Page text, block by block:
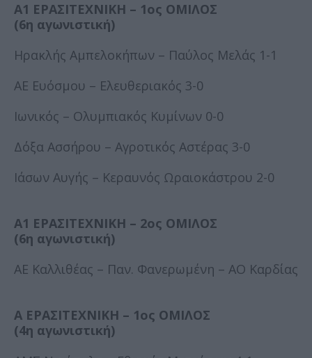
Α1 ΕΡΑΣΙΤΕΧΝΙΚΗ – 1ος ΟΜΙΛΟΣ
(6η αγωνιστική)
Ηρακλής Αμπελοκήπων – Παύλος Μελάς 1-1
ΑΕ Ευόσμου – Ελευθεριακός 3-0
Ιωνικός – Ολυμπιακός Κυμίνων 0-0
Δόξα Ασσήρου – Αγροτικός Αστέρας 3-0
Ιάσων Αυγής – Κεραυνός Ωραιοκάστρου 2-0
Α1 ΕΡΑΣΙΤΕΧΝΙΚΗ – 2ος ΟΜΙΛΟΣ
(6η αγωνιστική)
ΑΕ Καλλιθέας – Παν. Φανερωμένη – ΑΟ Καρδίας
Α ΕΡΑΣΙΤΕΧΝΙΚΗ – 1ος ΟΜΙΛΟΣ
(4η αγωνιστική)